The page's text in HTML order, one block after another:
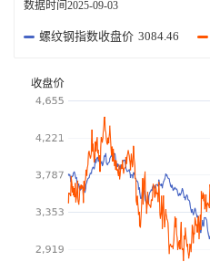
数据时间 2025-09-03
螺纹钢指数收盘价 3084.46